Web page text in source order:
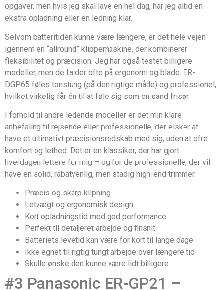
opgaver, men hvis jeg skal lave en hel dag, har jeg altid en
ekstra opladning eller en ledning klar.
Selvom batteritiden kunne være længere, er det hele vejen
igennem en “allround” klippemaskine, der kombinerer
fleksibilitet og præcision. Jeg har også testet billigere
modeller, men de falder ofte på ergonomi og blade. ER-
DGP65 føles tonstung (på den rigtige måde) og professionel,
hvilket virkelig får én til at føle sig som en sand frisør.
I forhold til andre ledende modeller er det min klare
anbefaling til rejsende eller professionelle, der elsker at
have et ultimativt præcisionsredskab med sig, uden at ofre
komfort og lethed. Det er en klassiker, der har gjort
hverdagen lettere for mig – og for de professionelle, der vil
have en solid, rabatvenlig, men stadig high-end trimmer.
Præcis og skarp klipning
Letvægt og ergonomisk design
Kort opladningstid med god performance
Perfekt til detaljeret arbejde og finsnit
Batteriets levetid kan være for kort til lange dage
Ikke egnet til rigtig tungt arbejde over længere tid
Skulle ønske den kunne være lidt billigere
#3 Panasonic ER-GP21 –